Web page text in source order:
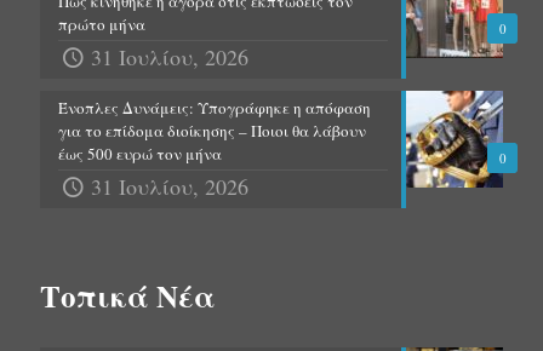
0
πρώτο μήνα
31 Ιουλίου, 2026
0
Ένοπλες Δυνάμεις: Υπογράφηκε η απόφαση
για το επίδομα διοίκησης – Ποιοι θα λάβουν
έως 500 ευρώ τον μήνα
31 Ιουλίου, 2026
Τοπικά Νέα